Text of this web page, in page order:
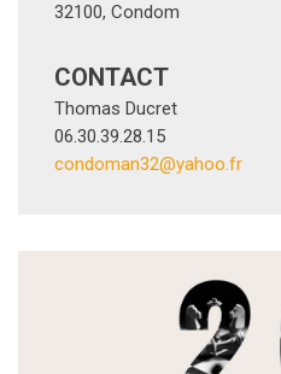
32100, Condom
CONTACT
Thomas Ducret
06.30.39.28.15
condoman32@yahoo.fr